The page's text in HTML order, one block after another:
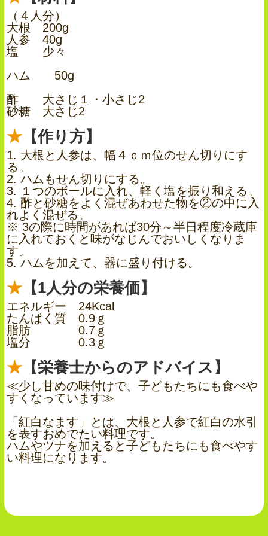
（４人分）
大根 200g
人参 40g
塩 少々
ハム 50g
酢 大さじ１・小さじ2
砂糖 大さじ2
【作り方】
1. 大根と人参は、幅４ｃｍ位のせん切りにす
る。
2. ハムもせん切りにする。
3. １つのボールに入れ、軽く塩を振り和える。
4. 酢と砂糖をよく混ぜあわせた物を②の中に入
れよく混ぜる。
※ 3の際に時間があれば30分～半日程度冷蔵庫
に入れておくと味がなじんでおいしくなりま
す。
5. ハムを加えて、器に盛り付ける。
【1人分の栄養価】
エネルギー 24Kcal
たんぱく質 0.9ｇ
脂肪 0.7ｇ
塩分 0.3ｇ
【栄養士からのアドバイス】
≪少し甘めの味付けで、子どもたちにも食べや
すくなっています≫
「紅白なます」とは、大根と人参で紅白の水引
を表すおめでたい料理です。
ハムやツナを加えると子どもたちにも食べやす
い料理になります。